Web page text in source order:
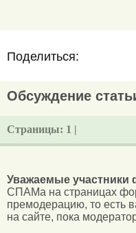
Поделиться:
Обсуждение
Страницы: 1 |
Уважаемые участники
СПАМа на страницах
премодерацию, то есть
на сайте, пока